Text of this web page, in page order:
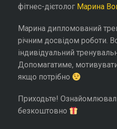
фітнес-дієтолог Марина
Марина дипломований
річним досвідом роботи.
індивідуальний
Допомагатиме,
якщо потрібно
Приходьте!
безкоштовно